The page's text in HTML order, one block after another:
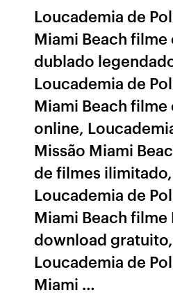
Loucademia de
Miami Beach filme
dublado
Loucademia de
Miami Beach
online,
Missão Miami
de filmes
Loucademia de
Miami Beach filme
download
Loucademia de
Miami …